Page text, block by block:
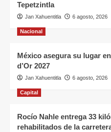
Tepetzintla
Jan Xahuentitla 6 agosto, 2026
Nacional
México asegura su lugar
d’Or 2027
Jan Xahuentitla 6 agosto, 2026
Capital
Rocío Nahle entrega 33
rehabilitados de la